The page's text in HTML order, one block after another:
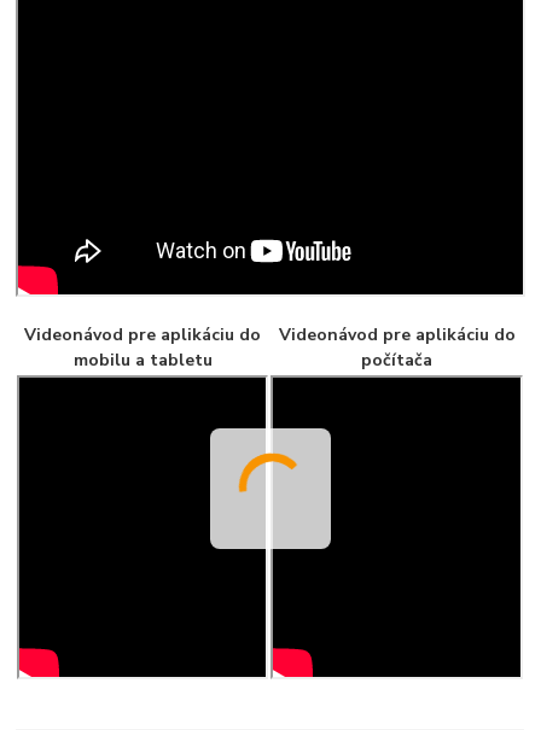
Videonávod pre aplikáciu do
mobilu a tabletu
Videonávod pre aplikáciu do
počítača